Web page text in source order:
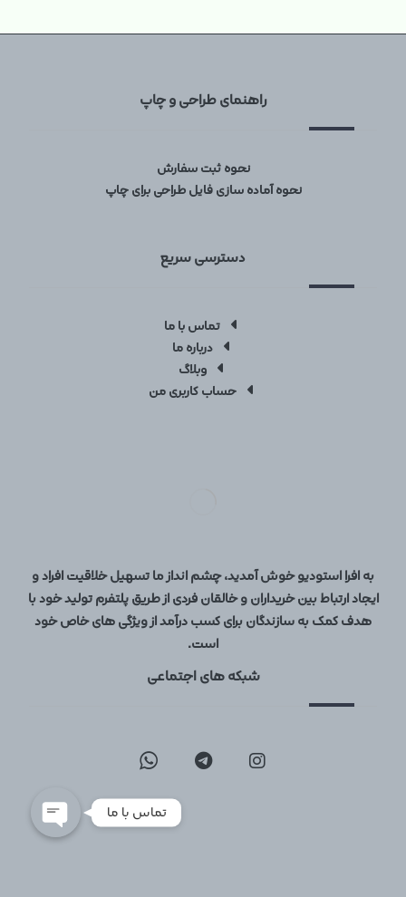
راهنمای طراحی و چاپ
نحوه ثبت سفارش
نحوه آماده سازی فایل طراحی برای چاپ
دسترسی سریع
تماس با ما
درباره ما
وبلاگ
حساب کاربری من
به افرا استودیو خوش آمدید، چشم انداز ما تسهیل خلاقیت افراد و
ایجاد ارتباط بین خریداران و خالقان فردی از طریق پلتفرم تولید خود با
هدف کمک به سازندگان برای کسب درآمد از ویژگی های خاص خود
است.
شبکه های اجتماعی
تماس با ما